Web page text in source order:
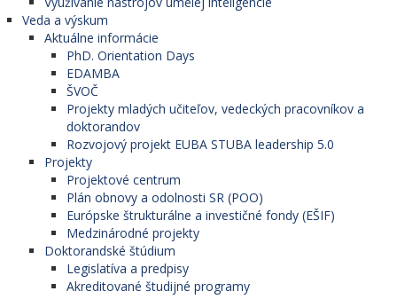
Veda a výskum
Aktuálne informácie
PhD. Orientation Days
EDAMBA
ŠVOČ
Projekty mladých učiteľov, vedeckých pracovníkov a
doktorandov
Rozvojový projekt EUBA STUBA leadership 5.0
Projekty
Projektové centrum
Plán obnovy a odolnosti SR (POO)
Európske štrukturálne a investičné fondy (EŠIF)
Medzinárodné projekty
Doktorandské štúdium
Legislatíva a predpisy
Akreditované študijné programy